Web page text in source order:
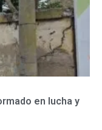
en lucha y